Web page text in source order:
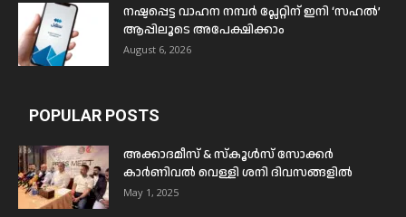
നഷ്ടപ്പെട്ട വാഹന നമ്പർ പ്ലേറ്റിന് ഇനി ‘സഹൽ’
ആപ്പിലൂടെ അപേക്ഷിക്കാം
August 6, 2026
POPULAR POSTS
അക്കാദമീസ് & സ്കൂൾസ് സോക്കർ
കാർണിവൽ വെള്ളി ശനി ദിവസങ്ങളിൽ
May 1, 2025